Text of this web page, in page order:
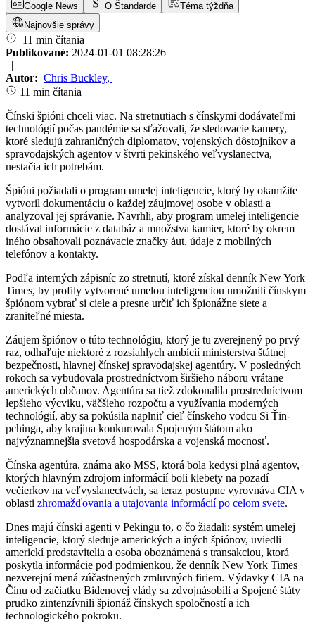
Google News O Štandarde
Téma týždňa
Najnovšie správy
11 min čítania
Publikované: 2024-01-01 08:28:26
|
Autor: Chris Buckley,
11 min čítania
Čínski špióni chceli viac. Na stretnutiach s čínskymi dodávateľmi
technológií počas pandémie sa sťažovali, že sledovacie kamery,
ktoré sledujú zahraničných diplomatov, vojenských dôstojníkov a
spravodajských agentov v štvrti pekinského veľvyslanectva,
nestačia ich potrebám.
Špióni požiadali o program umelej inteligencie, ktorý by okamžite
vytvoril dokumentáciu o každej záujmovej osobe v oblasti a
analyzoval jej správanie. Navrhli, aby program umelej inteligencie
dostával informácie z databáz a množstva kamier, ktoré by okrem
iného obsahovali poznávacie značky áut, údaje z mobilných
telefónov a kontakty.
Podľa interných zápisníc zo stretnutí, ktoré získal denník New York
Times, by profily vytvorené umelou inteligenciou umožnili čínskym
špiónom vybrať si ciele a presne určiť ich špionážne siete a
zraniteľné miesta.
Záujem špiónov o túto technológiu, ktorý je tu zverejnený po prvý
raz, odhaľuje niektoré z rozsiahlych ambícií ministerstva štátnej
bezpečnosti, hlavnej čínskej spravodajskej agentúry. V posledných
rokoch sa vybudovala prostredníctvom širšieho náboru vrátane
amerických občanov. Agentúra sa tiež zdokonalila prostredníctvom
lepšieho výcviku, väčšieho rozpočtu a využívania moderných
technológií, aby sa pokúsila naplniť cieľ čínskeho vodcu Si Ťin-
pchinga, aby krajina konkurovala Spojeným štátom ako
najvýznamnejšia svetová hospodárska a vojenská mocnosť.
Čínska agentúra, známa ako MSS, ktorá bola kedysi plná agentov,
ktorých hlavným zdrojom informácií boli klebety na pozadí
večierkov na veľvyslanectvách, sa teraz postupne vyrovnáva CIA v
oblasti zhromažďovania a utajovania informácií po celom svete.
Dnes majú čínski agenti v Pekingu to, o čo žiadali: systém umelej
inteligencie, ktorý sleduje amerických a iných špiónov, uviedli
americkí predstavitelia a osoba oboznámená s transakciou, ktorá
poskytla informácie pod podmienkou, že denník New York Times
nezverejní mená zúčastnených zmluvných firiem. Výdavky CIA na
Čínu od začiatku Bidenovej vlády sa zdvojnásobili a Spojené štáty
prudko zintenzívnili špionáž čínskych spoločností a ich
technologického pokroku.